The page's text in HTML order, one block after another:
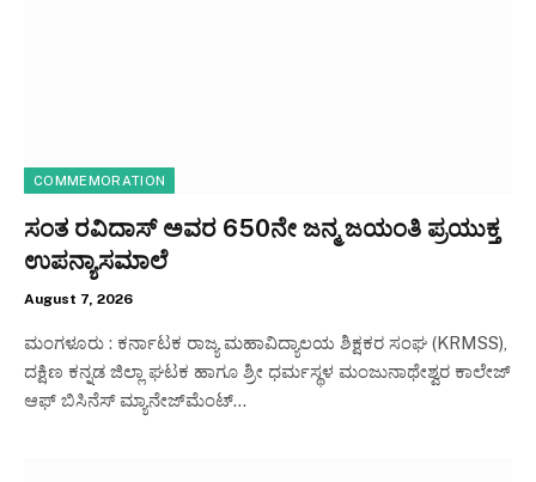
COMMEMORATION
ಸಂತ ರವಿದಾಸ್ ಅವರ 650ನೇ ಜನ್ಮ ಜಯಂತಿ ಪ್ರಯುಕ್ತ
ಉಪನ್ಯಾಸಮಾಲೆ
August 7, 2026
ಮಂಗಳೂರು : ಕರ್ನಾಟಕ ರಾಜ್ಯ ಮಹಾವಿದ್ಯಾಲಯ ಶಿಕ್ಷಕರ ಸಂಘ (KRMSS),
ದಕ್ಷಿಣ ಕನ್ನಡ ಜಿಲ್ಲಾ ಘಟಕ ಹಾಗೂ ಶ್ರೀ ಧರ್ಮಸ್ಥಳ ಮಂಜುನಾಥೇಶ್ವರ ಕಾಲೇಜ್
ಆಫ್ ಬಿಸಿನೆಸ್ ಮ್ಯಾನೇಜ್‌ಮೆಂಟ್…